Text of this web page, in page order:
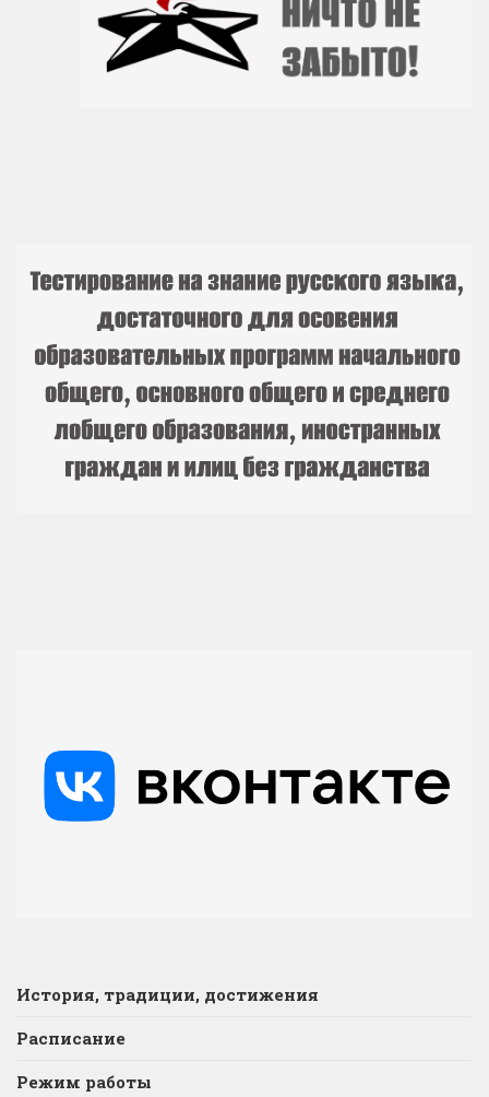
История, традиции, достижения
Расписание
Режим работы